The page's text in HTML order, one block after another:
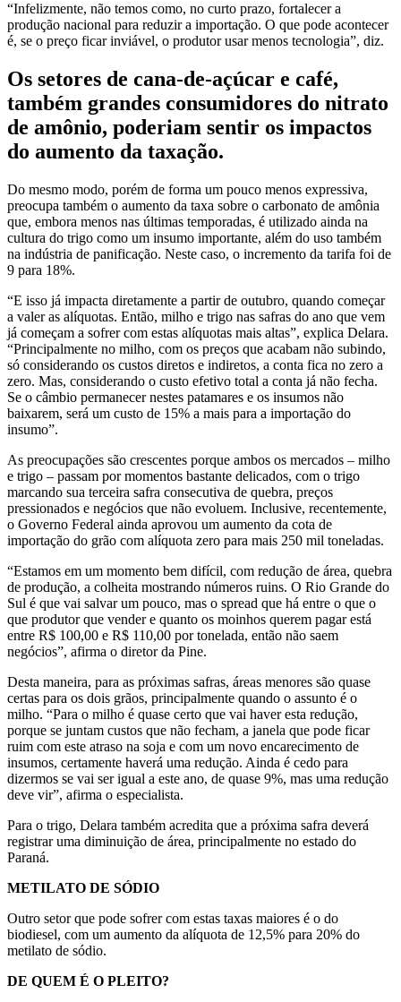
“Infelizmente, não temos como, no curto prazo, fortalecer a
produção nacional para reduzir a importação. O que pode acontecer
é, se o preço ficar inviável, o produtor usar menos tecnologia”, diz.
Os setores de cana-de-açúcar e café,
também grandes consumidores do nitrato
de amônio, poderiam sentir os impactos
do aumento da taxação.
Do mesmo modo, porém de forma um pouco menos expressiva,
preocupa também o aumento da taxa sobre o carbonato de amônia
que, embora menos nas últimas temporadas, é utilizado ainda na
cultura do trigo como um insumo importante, além do uso também
na indústria de panificação. Neste caso, o incremento da tarifa foi de
9 para 18%.
“E isso já impacta diretamente a partir de outubro, quando começar
a valer as alíquotas. Então, milho e trigo nas safras do ano que vem
já começam a sofrer com estas alíquotas mais altas”, explica Delara.
“Principalmente no milho, com os preços que acabam não subindo,
só considerando os custos diretos e indiretos, a conta fica no zero a
zero. Mas, considerando o custo efetivo total a conta já não fecha.
Se o câmbio permanecer nestes patamares e os insumos não
baixarem, será um custo de 15% a mais para a importação do
insumo”.
As preocupações são crescentes porque ambos os mercados – milho
e trigo – passam por momentos bastante delicados, com o trigo
marcando sua terceira safra consecutiva de quebra, preços
pressionados e negócios que não evoluem. Inclusive, recentemente,
o Governo Federal ainda aprovou um aumento da cota de
importação do grão com alíquota zero para mais 250 mil toneladas.
“Estamos em um momento bem difícil, com redução de área, quebra
de produção, a colheita mostrando números ruins. O Rio Grande do
Sul é que vai salvar um pouco, mas o spread que há entre o que o
que produtor que vender e quanto os moinhos querem pagar está
entre R$ 100,00 e R$ 110,00 por tonelada, então não saem
negócios”, afirma o diretor da Pine.
Desta maneira, para as próximas safras, áreas menores são quase
certas para os dois grãos, principalmente quando o assunto é o
milho. “Para o milho é quase certo que vai haver esta redução,
porque se juntam custos que não fecham, a janela que pode ficar
ruim com este atraso na soja e com um novo encarecimento de
insumos, certamente haverá uma redução. Ainda é cedo para
dizermos se vai ser igual a este ano, de quase 9%, mas uma redução
deve vir”, afirma o especialista.
Para o trigo, Delara também acredita que a próxima safra deverá
registrar uma diminuição de área, principalmente no estado do
Paraná.
METILATO DE SÓDIO
Outro setor que pode sofrer com estas taxas maiores é o do
biodiesel, com um aumento da alíquota de 12,5% para 20% do
metilato de sódio.
DE QUEM É O PLEITO?